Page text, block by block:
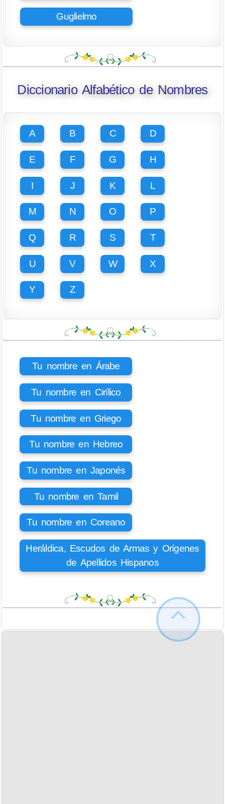
Guglielmo
Diccionario Alfabético de Nombres
A B C D
E F G H
I J K L
M N O P
Q R S T
U V W X
Y Z
Tu nombre en Árabe
Tu nombre en Cirílico
Tu nombre en Griego
Tu nombre en Hebreo
Tu nombre en Japonés
Tu nombre en Tamil
Tu nombre en Coreano
Heráldica, Escudos de Armas y Orígenes
de Apellidos Hispanos